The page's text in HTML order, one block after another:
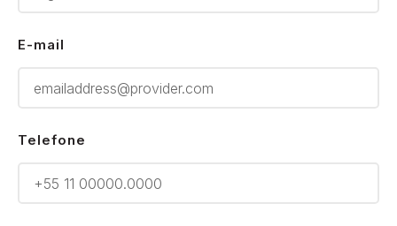
E-mail
Telefone